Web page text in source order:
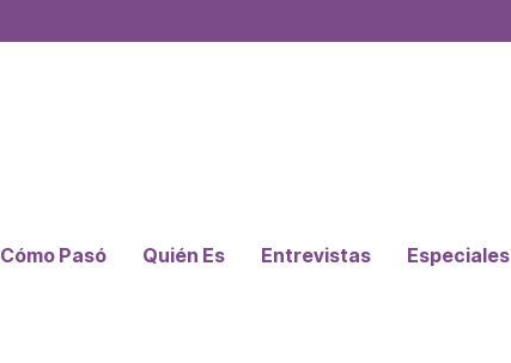
Cómo Pasó Quién Es Entrevistas Especiales